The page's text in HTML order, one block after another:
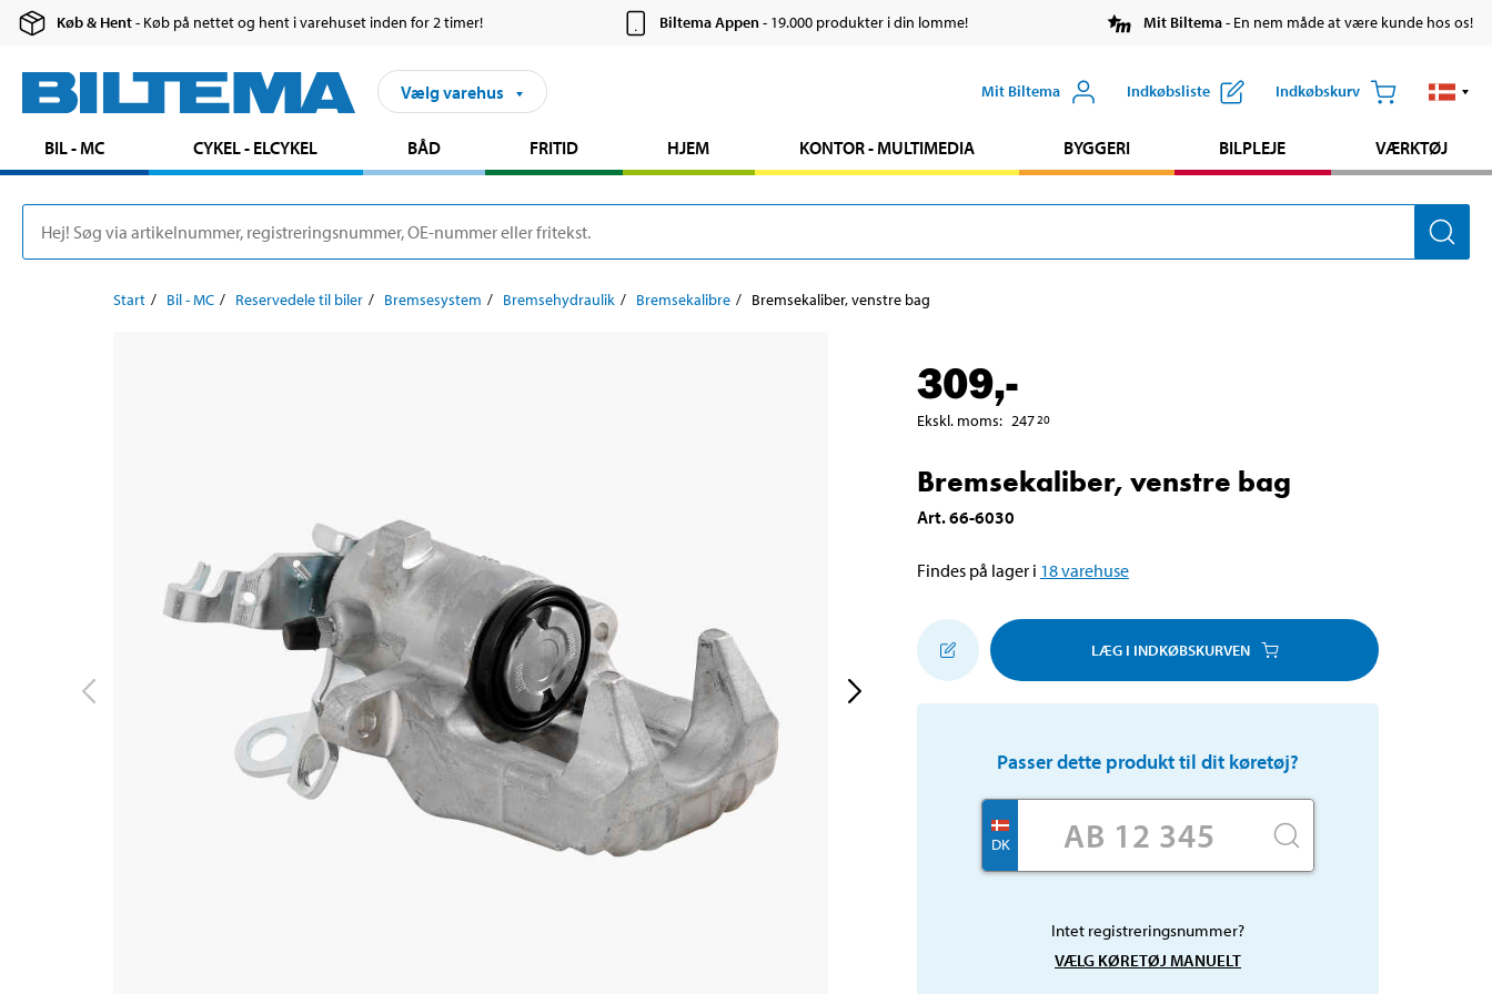
Køb & Hent- Køb på nettet og hent i varehuset inden for 2 timer! Biltema Appen- 19.000 produkter i din lomme! Mit Biltema- En nem måde at være kunde hos os!
Vælg varehus Mit Biltema Indkøbsliste Indkøbskurv
BIL - MC CYKEL - ELCYKEL BÅD FRITID HJEM KONTOR - MULTIMEDIA BYGGERI BILPLEJE VÆRKTØJ
Start Bil - MC Reservedele til biler Bremsesystem Bremsehydraulik Bremsekalibre Bremsekaliber, venstre bag
309,-
Ekskl. moms: 247 20
Bremsekaliber, venstre bag
Art.66-6030
Findes på lager i 18varehuse
LÆG I INDKØBSKURVEN
Passer dette produkt til dit køretøj?
DK
Intet registreringsnummer?
VÆLG KØRETØJ MANUELT